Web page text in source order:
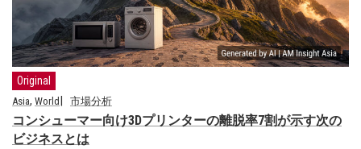
Original
Asia, World 市場分析
コンシューマー向け3Dプリンターの離脱率7割が示す次の
ビジネスとは